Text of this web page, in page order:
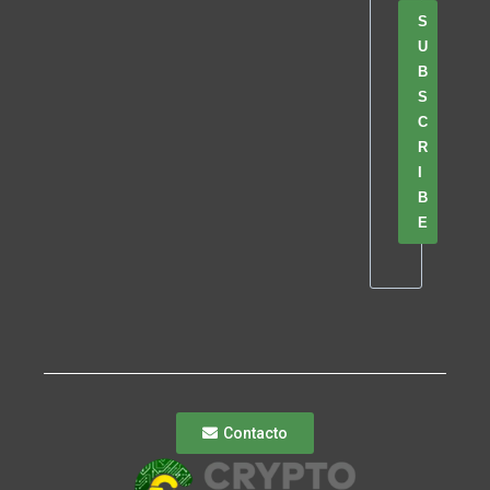
S
U
B
S
C
R
B
E
Contacto